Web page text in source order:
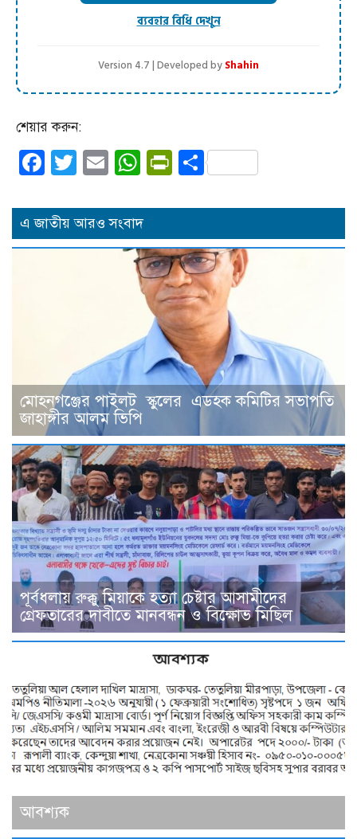
ব্যবহার বিধি দেখুন
Version 4.7 | Developed byShahin
শেয়ার করুন:
Facebook
Twitter
EmailWhatsApp
PrintFriendly
Share
এ জাতীয় আরও সংবাদ
মোহনগঞ্জের পাইলট স্কুলের এডহক কমিটির সভাপতি
জাহাঙ্গীর আলম ভিপি
পূর্বধলায় রুক্কু মিয়াকে হত্যা চেষ্টার আসামীদের
গ্রেফতারের দাবীতে মানবন্ধন ও বিক্ষোভ মিছিল
আবশ্যক